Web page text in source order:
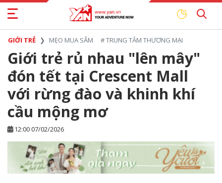
GIỚI TRẺ MẸO MUA SẮM #TRUNG TÂM THƯƠNG MẠI
Giới trẻ rủ nhau "lên mây"
đón tết tại Crescent Mall
với rừng đào và khinh khí
cầu mộng mơ
12:00 07/02/2026